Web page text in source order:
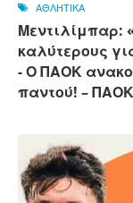
ΑΘΛΗΤΙΚΑ
Μεντιλίμπαρ:
καλύτερους
- Ο ΠΑΟΚ
παντού! –